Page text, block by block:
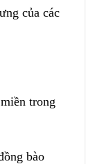
của các
bào